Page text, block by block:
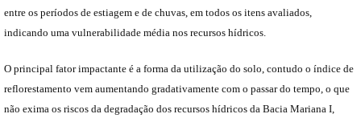
entre os períodos de estiagem e de chuvas, em todos os itens avaliados,
indicando uma vulnerabilidade média nos recursos hídricos.
O principal fator impactante é a forma da utilização do solo, contudo o índice de
reflorestamento vem aumentando gradativamente com o passar do tempo, o que
não exima os riscos da degradação dos recursos hídricos da Bacia Mariana I,